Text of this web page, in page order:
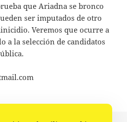
que Ariadna se bronco
ser imputados de otro
Veremos que ocurre a
a la selección de candidatos